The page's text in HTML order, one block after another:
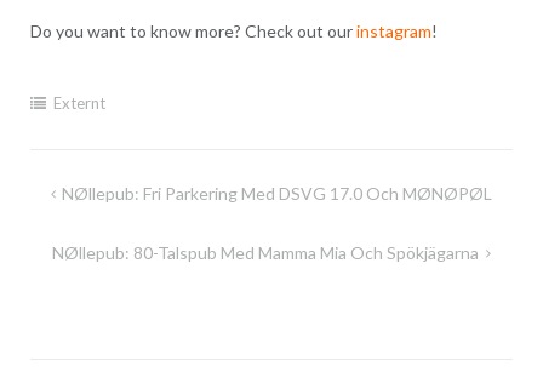
Do you want to know more? Check out ourinstagram!
Externt
Inläggsnavigering
NØllepub: Fri Parkering Med DSVG 17.0 Och MØNØPØL
NØllepub: 80-Talspub Med Mamma Mia Och Spökjägarna